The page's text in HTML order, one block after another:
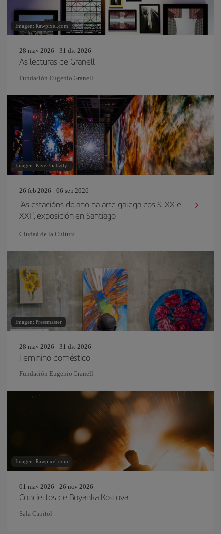
Imagen: Rawpixel.com
28 may 2026 - 31 dic 2026
As lecturas de Granell
Fundación Eugenio Granell
Imagen: Pavel Gabzdyl
26 feb 2026 - 06 sep 2026
"As estacións do ano na arte galega dos S. XX e
XXI", exposición en Santiago
Ciudad de la Cultura
Imagen: Pressmaster
28 may 2026 - 31 dic 2026
Feminino doméstico
Fundación Eugenio Granell
Imagen: Rawpixel.com
01 may 2026 - 26 nov 2026
Conciertos de Boyanka Kostova
Sala Capitol